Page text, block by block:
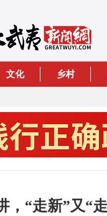
文化 乡村
，“走新”又“